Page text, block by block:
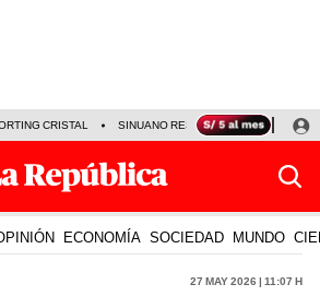
CRISTAL SINUANO RESULTADOS HOY
ECONOMÍA SOCIEDAD MUNDO
27 May 2026 | 11:07 h